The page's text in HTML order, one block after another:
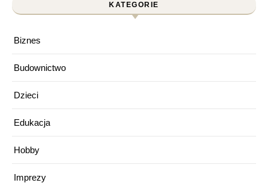
KATEGORIE
Biznes
Budownictwo
Dzieci
Edukacja
Hobby
Imprezy